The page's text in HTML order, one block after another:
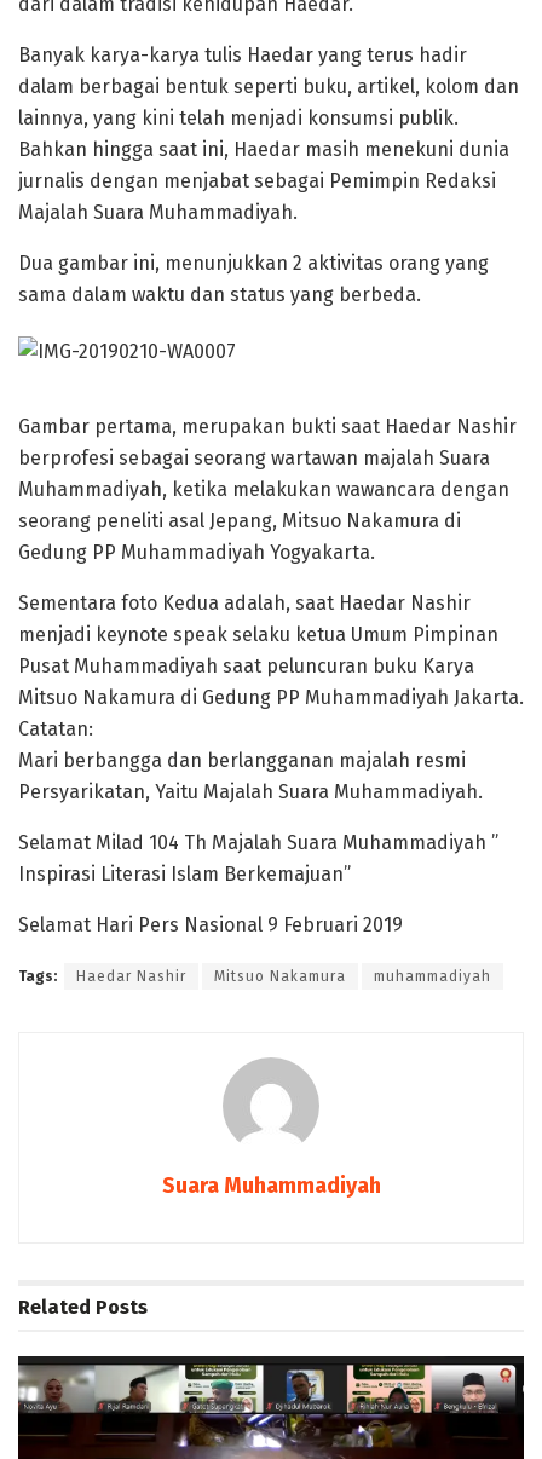
Banyak karya-karya tulis Haedar yang terus hadir
dalam berbagai bentuk seperti buku, artikel, kolom dan
lainnya, yang kini telah menjadi konsumsi publik.
Bahkan hingga saat ini, Haedar masih menekuni dunia
jurnalis dengan menjabat sebagai Pemimpin Redaksi
Majalah Suara Muhammadiyah.
Dua gambar ini, menunjukkan 2 aktivitas orang yang
sama dalam waktu dan status yang berbeda.
Gambar pertama, merupakan bukti saat Haedar Nashir
berprofesi sebagai seorang wartawan majalah Suara
Muhammadiyah, ketika melakukan wawancara dengan
seorang peneliti asal Jepang, Mitsuo Nakamura di
Gedung PP Muhammadiyah Yogyakarta.
Sementara foto Kedua adalah, saat Haedar Nashir
menjadi keynote speak selaku ketua Umum Pimpinan
Pusat Muhammadiyah saat peluncuran buku Karya
Mitsuo Nakamura di Gedung PP Muhammadiyah Jakarta.
Catatan:
Mari berbangga dan berlangganan majalah resmi
Persyarikatan, Yaitu Majalah Suara Muhammadiyah.
Selamat Milad 104 Th Majalah Suara Muhammadiyah ”
Inspirasi Literasi Islam Berkemajuan”
Selamat Hari Pers Nasional 9 Februari 2019
Tags: Haedar Nashir Mitsuo Nakamura muhammadiyah
Suara Muhammadiyah
Related Posts